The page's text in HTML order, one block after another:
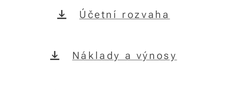
Účetní rozvaha
Náklady a výnosy